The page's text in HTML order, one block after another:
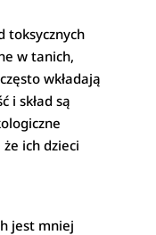
toksycznych
w tanich,
wkładają
i skład są
ich dzieci
jest mniej